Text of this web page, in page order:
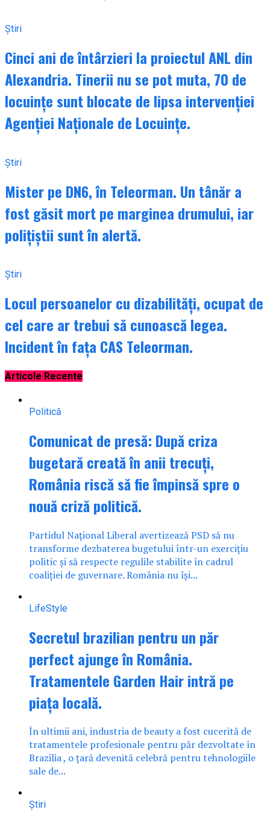
Știri
Cinci ani de întârzieri la proiectul ANL din
Alexandria. Tinerii nu se pot muta, 70 de
locuințe sunt blocate de lipsa intervenției
Agenției Naționale de Locuințe.
Știri
Mister pe DN6, în Teleorman. Un tânăr a
fost găsit mort pe marginea drumului, iar
polițiștii sunt în alertă.
Știri
Locul persoanelor cu dizabilități, ocupat de
cel care ar trebui să cunoască legea.
Incident în fața CAS Teleorman.
Articole Recente
Politică
Comunicat de presă: După criza
bugetară creată în anii trecuți,
România riscă să fie împinsă spre o
nouă criză politică.
Partidul Naţional Liberal avertizează PSD să nu
transforme dezbaterea bugetului într-un exercițiu
politic și să respecte regulile stabilite în cadrul
coaliției de guvernare. România nu își...
LifeStyle
Secretul brazilian pentru un păr
perfect ajunge în România.
Tratamentele Garden Hair intră pe
piața locală.
În ultimii ani, industria de beauty a fost cucerită de
tratamentele profesionale pentru păr dezvoltate în
Brazilia , o țară devenită celebră pentru tehnologiile
sale de...
Știri